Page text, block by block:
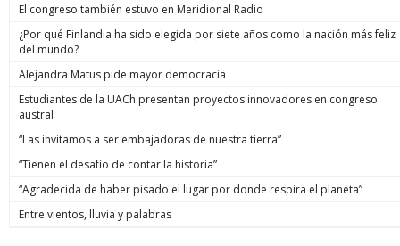
El congreso también estuvo en Meridional Radio
¿Por qué Finlandia ha sido elegida por siete años como la nación más feliz
del mundo?
Alejandra Matus pide mayor democracia
Estudiantes de la UACh presentan proyectos innovadores en congreso
austral
“Las invitamos a ser embajadoras de nuestra tierra”
“Tienen el desafío de contar la historia”
“Agradecida de haber pisado el lugar por donde respira el planeta”
Entre vientos, lluvia y palabras